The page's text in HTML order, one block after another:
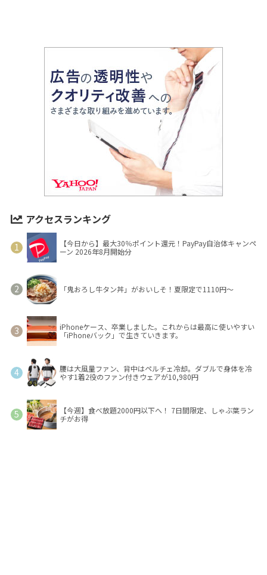
アクセスランキング
【今日から】最大30％ポイント還元！PayPay自治体キャンペ
ーン 2026年8月開始分
「鬼おろし牛タン丼」がおいしそ！夏限定で1110円～
iPhoneケース、卒業しました。これからは最高に使いやすい
「iPhoneバック」で生きていきます。
腰は大風量ファン、背中はペルチェ冷却。ダブルで身体を冷
やす1着2役のファン付きウェアが10,980円
【今週】食べ放題2000円以下へ！ 7日間限定、しゃぶ葉ラン
チがお得